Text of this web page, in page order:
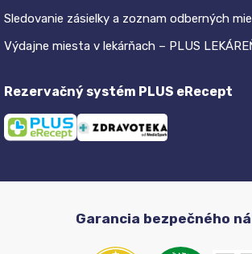
Sledovanie zásielky a zoznam odberných
Výdajne miesta v lekárňach – PLUS
Rezervačný systém PLUS eRecept
Garancia bezpečného